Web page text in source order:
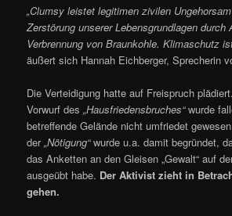
„Clumsy leistet legitimen zivilen
Zerstörung unserer Lebensgrundlagen durch
Verbrennung von Braunkohle. Klimaschutz
äußert sich Hannah Eichberger, Sprecherin
Die Verteidigung hatte auf Freispruch
Vorwurf des„Hausfriedensbruches“wurde
betreffende Gelände nicht umfriedet
der„Nötigung“wurde u.a. damit begründet,
das Anketten an den Gleisen „Gewalt“ auf
ausgeübt habe. Der Aktivist zieht in
gehen.